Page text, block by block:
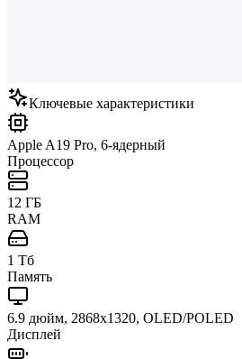
Ключевые характеристики
Apple A19 Pro, 6-ядерный
Процессор
12 ГБ
RAM
1 Тб
Память
6.9 дюйм, 2868x1320, OLED/POLED
Дисплей